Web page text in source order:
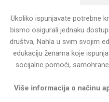
Ukoliko ispunjavate potrebne
bismo osigurali jednaku
društva, Nahla u svim svojim
edukaciju ženama koje
socijalne pomoći,
Više informacija o načinu